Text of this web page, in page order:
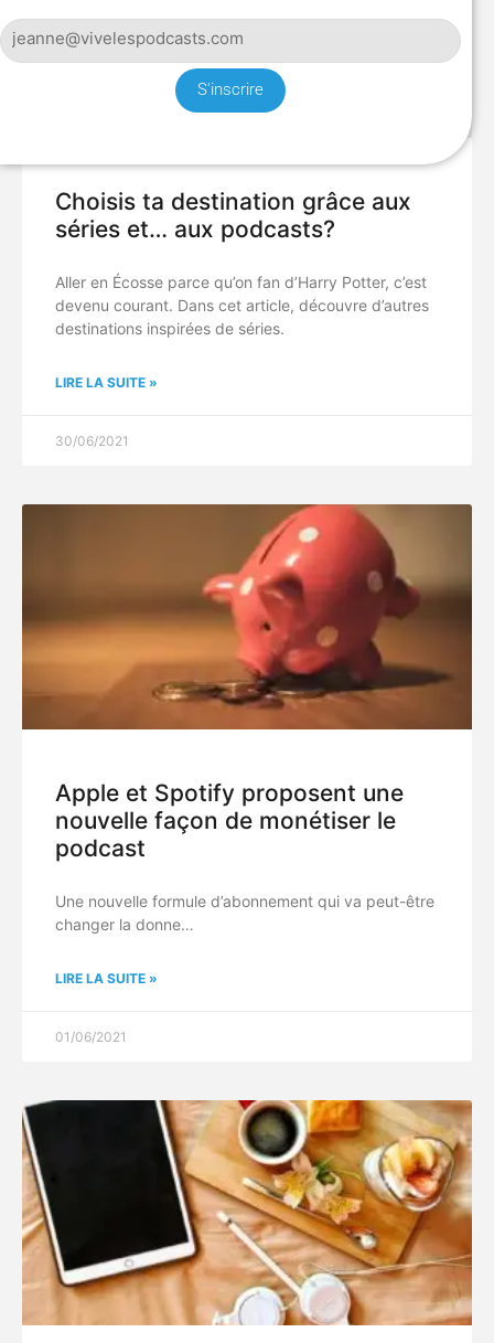
Choisis ta destination grâce aux
séries et… aux podcasts?
Aller en Écosse parce qu’on fan d’Harry Potter, c’est
devenu courant. Dans cet article, découvre d’autres
destinations inspirées de séries.
LIRE LA SUITE »
30/06/2021
Apple et Spotify proposent une
nouvelle façon de monétiser le
podcast
Une nouvelle formule d’abonnement qui va peut-être
changer la donne…
LIRE LA SUITE »
01/06/2021
S'inscrire